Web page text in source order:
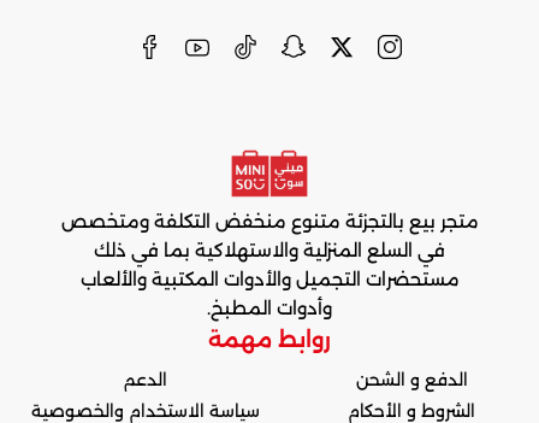
متجر بيع بالتجزئة متنوع منخفض التكلفة ومتخصص
في السلع المنزلية والاستهلاكية بما في ذلك
مستحضرات التجميل والأدوات المكتبية والألعاب
وأدوات المطبخ.
روابط مهمة
الدفع و الشحن
الشروط و الأحكام
الدعم
سياسة الاستخدام والخصوصية